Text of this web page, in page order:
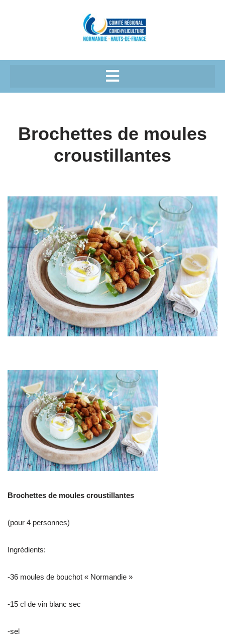
Brochettes de moules
croustillantes
Brochettes de moules croustillantes
(pour 4 personnes)
Ingrédients:
-36 moules de bouchot « Normandie »
-15 cl de vin blanc sec
-sel